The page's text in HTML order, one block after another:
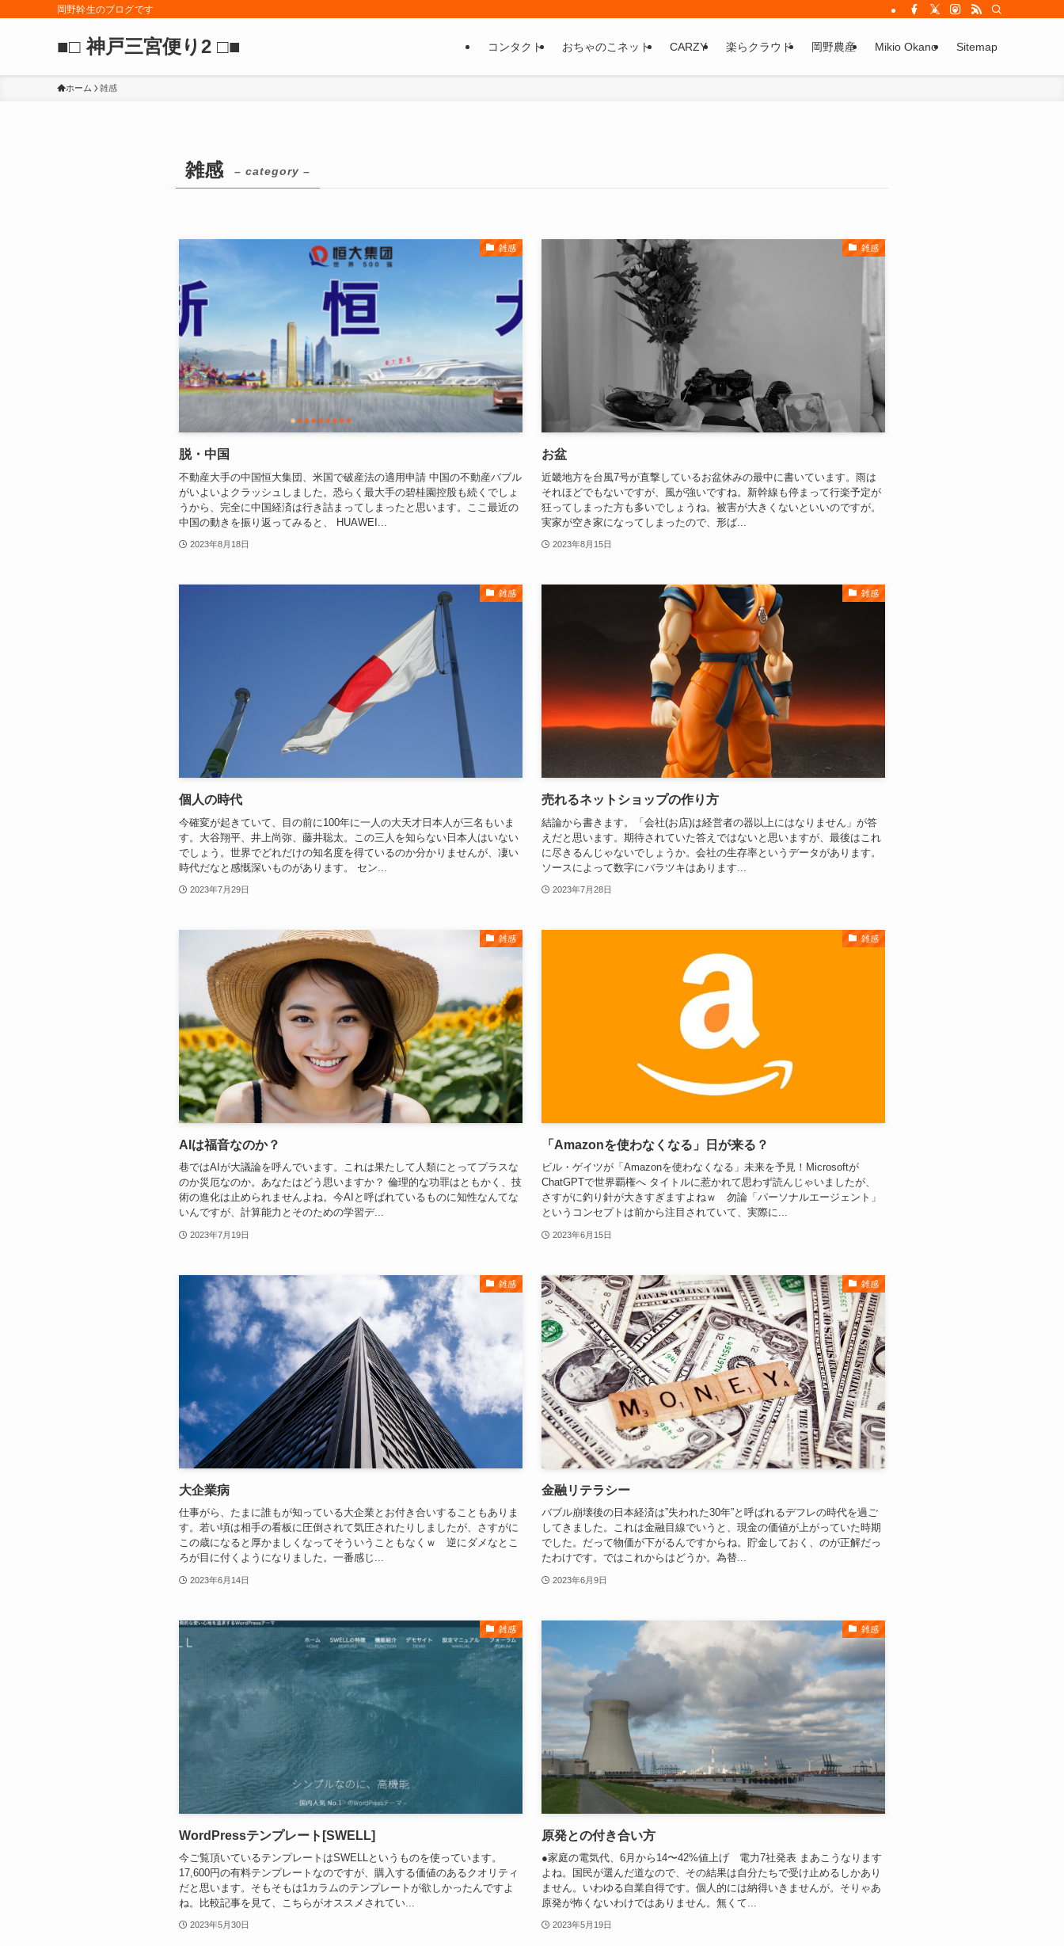
岡野幹生のブログです
■□ 神戸三宮便り2 □■ コンタクト おちゃのこネット CARZY 楽らクラウド 岡野農産 Mikio Okano Sitemap
ホーム 雑感
雑感 – category –
雑感
脱・中国
不動産大手の中国恒大集団、米国で破産法の適用申請 中国の不動産バブル
がいよいよクラッシュしました。恐らく最大手の碧桂園控股も続くでしょ
うから、完全に中国経済は行き詰まってしまったと思います。ここ最近の
中国の動きを振り返ってみると、 HUAWEI...
2023年8月18日
雑感
お盆
近畿地方を台風7号が直撃しているお盆休みの最中に書いています。雨は
それほどでもないですが、風が強いですね。新幹線も停まって行楽予定が
狂ってしまった方も多いでしょうね。被害が大きくないといいのですが。
実家が空き家になってしまったので、形ば...
2023年8月15日
雑感
個人の時代
今確変が起きていて、目の前に100年に一人の大天才日本人が三名もいま
す。大谷翔平、井上尚弥、藤井聡太。この三人を知らない日本人はいない
でしょう。世界でどれだけの知名度を得ているのか分かりませんが、凄い
時代だなと感慨深いものがあります。 セン...
2023年7月29日
雑感
売れるネットショップの作り方
結論から書きます。「会社(お店)は経営者の器以上にはなりません」が答
えだと思います。期待されていた答えではないと思いますが、最後はこれ
に尽きるんじゃないでしょうか。会社の生存率というデータがあります。
ソースによって数字にバラツキはあります...
2023年7月28日
雑感
AIは福音なのか？
巷ではAIが大議論を呼んでいます。これは果たして人類にとってプラスな
のか災厄なのか。あなたはどう思いますか？ 倫理的な功罪はともかく、技
術の進化は止められませんよね。今AIと呼ばれているものに知性なんてな
いんですが、計算能力とそのための学習デ...
2023年7月19日
雑感
「Amazonを使わなくなる」日が来る？
ビル・ゲイツが「Amazonを使わなくなる」未来を予見！Microsoftが
ChatGPTで世界覇権へ タイトルに惹かれて思わず読んじゃいましたが、
さすがに釣り針が大きすぎますよねｗ 勿論「パーソナルエージェント」
というコンセプトは前から注目されていて、実際に...
2023年6月15日
雑感
大企業病
仕事がら、たまに誰もが知っている大企業とお付き合いすることもありま
す。若い頃は相手の看板に圧倒されて気圧されたりしましたが、さすがに
この歳になると厚かましくなってそういうこともなくｗ 逆にダメなとこ
ろが目に付くようになりました。一番感じ...
2023年6月14日
雑感
金融リテラシー
バブル崩壊後の日本経済は”失われた30年”と呼ばれるデフレの時代を過ご
してきました。これは金融目線でいうと、現金の価値が上がっていた時期
でした。だって物価が下がるんですからね。貯金しておく、のが正解だっ
たわけです。ではこれからはどうか。為替...
2023年6月9日
雑感
WordPressテンプレート[SWELL]
今ご覧頂いているテンプレートはSWELLというものを使っています。
17,600円の有料テンプレートなのですが、購入する価値のあるクオリティ
だと思います。そもそもは1カラムのテンプレートが欲しかったんですよ
ね。比較記事を見て、こちらがオススメされてい...
2023年5月30日
雑感
原発との付き合い方
●家庭の電気代、6月から14〜42%値上げ 電力7社発表 まあこうなります
よね。国民が選んだ道なので、その結果は自分たちで受け止めるしかあり
ません。いわゆる自業自得です。個人的には納得いきませんが。そりゃあ
原発が怖くないわけではありません。無くて...
2023年5月19日